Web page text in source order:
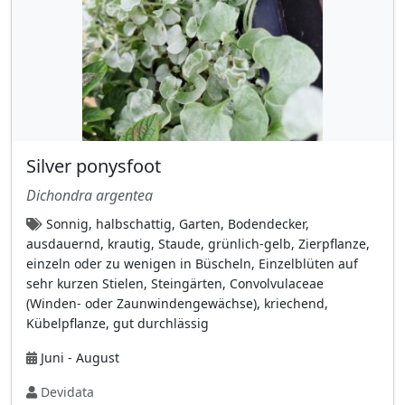
Kätzchen(38)
kein Blütenstand (Sporenbehälter)(14)
Kolben (Spadix) mit Spatha(7)
Köpfchen(26)
Körbchen(85)
kugelförmige Köpfchen
locker verzweigte Rispe
lockere Scheinquirlen(23)
mehrblütig pro Stiel(36)
mehrere Blüten an verzweigten Stängeln
(55)
klassischen Sinne,
nickend vor dem Aufblühen
Silver ponysfoot
Dichondra argentea
Sonnig, halbschattig, Garten, Bodendecker,
ausdauernd, krautig, Staude, grünlich-gelb, Zierpflanze,
einzeln oder zu wenigen in Büscheln, Einzelblüten auf
sehr kurzen Stielen, Steingärten, Convolvulaceae
(Winden- oder Zaunwindengewächse), kriechend,
Kübelpflanze, gut durchlässig
Juni - August
Devidata